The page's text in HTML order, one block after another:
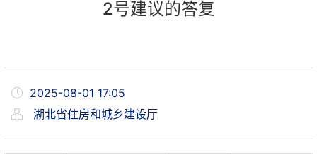
2号建议的答复
2025-08-01 17:05
湖北省住房和城乡建设厅